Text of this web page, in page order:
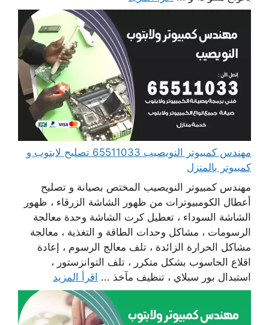
مهندس كمبيوتر النويصيب 65511033 تصليح لابتوب و
كمبيوتر بالمنزل
مهندس كمبيوتر النويصيب المختص بصيانة و تصليح
أعطال الكومبيوترات من ظهور الشاشة الزرقاء ، ظهور
الشاشة السوداء ، تعطيل كرت الشاشة وحدة معالجة
الرسومات ، مشاكل وحدات الطاقة و التغذية ، معالجة
مشاكل الحرارة الزائدة ، تلف معالج الرسوم ، إعادة
اقلاع الحاسوب بشكل متكرر ، تلف التوانزستور ،
استبدال بور سبلاي ، تنظيف مآخذ ... اقرأ المزيد